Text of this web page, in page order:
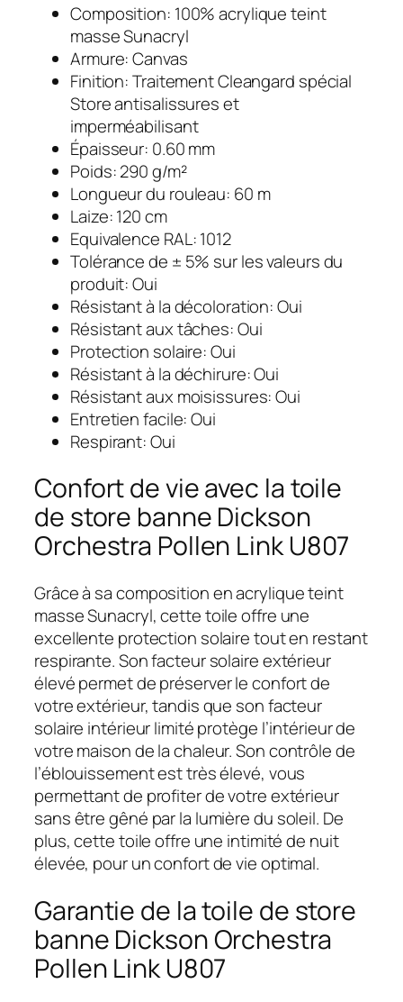
Composition: 100% acrylique teint
masse Sunacryl
Armure: Canvas
Finition: Traitement Cleangard spécial
Store antisalissures et
imperméabilisant
Épaisseur: 0.60 mm
Poids: 290 g/m²
Longueur du rouleau: 60 m
Laize: 120 cm
Equivalence RAL: 1012
Tolérance de ± 5% sur les valeurs du
produit: Oui
Résistant à la décoloration: Oui
Résistant aux tâches: Oui
Protection solaire: Oui
Résistant à la déchirure: Oui
Résistant aux moisissures: Oui
Entretien facile: Oui
Respirant: Oui
Confort de vie avec la toile
de store banne Dickson
Orchestra Pollen Link U807
Grâce à sa composition en acrylique teint
masse Sunacryl, cette toile offre une
excellente protection solaire tout en restant
respirante. Son facteur solaire extérieur
élevé permet de préserver le confort de
votre extérieur, tandis que son facteur
solaire intérieur limité protège l’intérieur de
votre maison de la chaleur. Son contrôle de
l’éblouissement est très élevé, vous
permettant de profiter de votre extérieur
sans être gêné par la lumière du soleil. De
plus, cette toile offre une intimité de nuit
élevée, pour un confort de vie optimal.
Garantie de la toile de store
banne Dickson Orchestra
Pollen Link U807